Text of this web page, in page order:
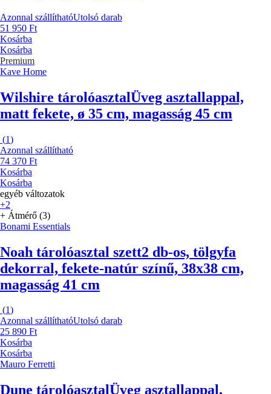
Azonnal szállíthatóUtolsó darab
51 950 Ft
Kosárba
Kosárba
Premium
Kave Home
Wilshire tárolóasztalÜveg asztallappal,
matt fekete, ø 35 cm, magasság 45 cm
(1)
Azonnal szállítható
74 370 Ft
Kosárba
Kosárba
egyéb változatok
+2
+ Átmérő (3)
Bonami Essentials
Noah tárolóasztal szett2 db-os, tölgyfa
dekorral, fekete-natúr színű, 38x38 cm,
magasság 41 cm
(1)
Azonnal szállíthatóUtolsó darab
25 890 Ft
Kosárba
Kosárba
Mauro Ferretti
Dune tárolóasztalÜveg asztallappal,